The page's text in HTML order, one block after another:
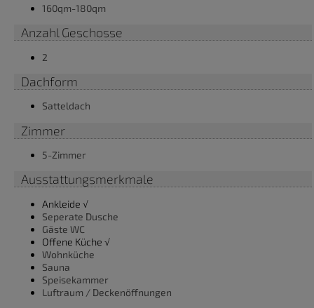
160qm-180qm
Anzahl Geschosse
2
Dachform
Satteldach
Zimmer
5-Zimmer
Ausstattungsmerkmale
Ankleide √
Seperate Dusche
Gäste WC
Offene Küche √
Wohnküche
Sauna
Speisekammer
Luftraum / Deckenöffnungen